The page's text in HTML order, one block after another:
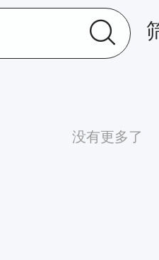
没有更多了